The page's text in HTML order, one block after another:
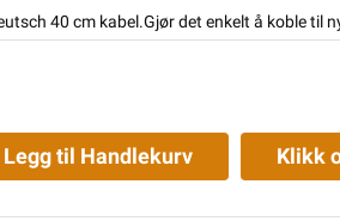
40 cm kabel.Gjør det enkelt å koble til
Legg til Handlekurv Klikk